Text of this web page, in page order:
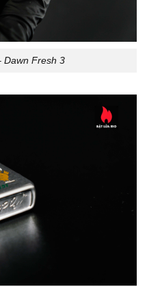
Dawn Fresh 3